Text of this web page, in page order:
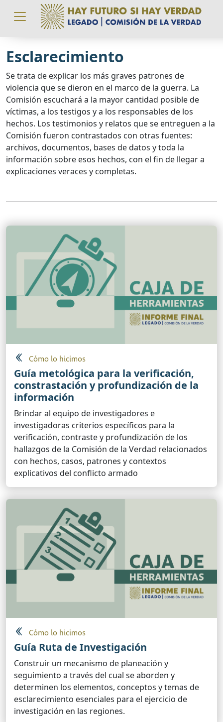
Pasar al contenido principal
Esclarecimiento
Se trata de explicar los más graves patrones de
violencia que se dieron en el marco de la guerra. La
Comisión escuchará a la mayor cantidad posible de
víctimas, a los testigos y a los responsables de los
hechos. Los testimonios y relatos que se entreguen a la
Comisión fueron contrastados con otras fuentes:
archivos, documentos, bases de datos y toda la
información sobre esos hechos, con el fin de llegar a
explicaciones veraces y completas.
Cómo lo hicimos
Guía metológica para la verificación,
constrastación y profundización de la
información
Brindar al equipo de investigadores e
investigadoras criterios específicos para la
verificación, contraste y profundización de los
hallazgos de la Comisión de la Verdad relacionados
con hechos, casos, patrones y contextos
explicativos del conflicto armado
Cómo lo hicimos
Guía Ruta de Investigación
Construir un mecanismo de planeación y
seguimiento a través del cual se aborden y
determinen los elementos, conceptos y temas de
esclarecimiento esenciales para el ejercicio de
investigación en las regiones.